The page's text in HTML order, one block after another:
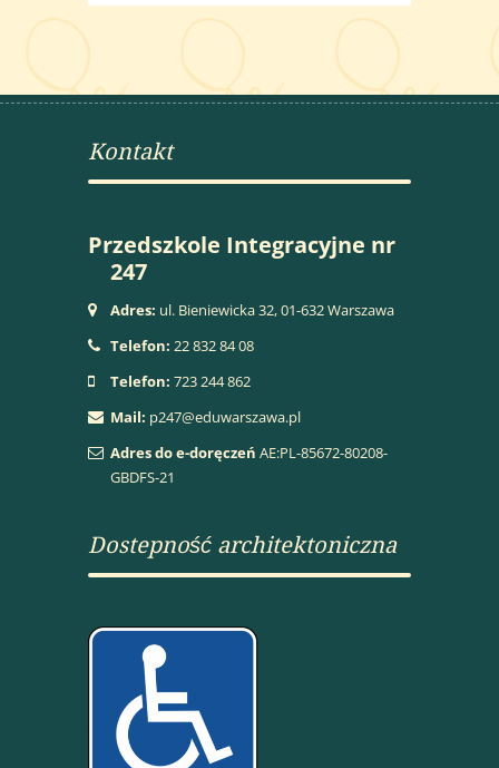
Kontakt
Przedszkole Integracyjne nr
247
Adres: ul. Bieniewicka 32, 01-632 Warszawa
Telefon: 22 832 84 08
Telefon: 723 244 862
Mail: p247@eduwarszawa.pl
Adres do e-doręczeń AE:PL-85672-80208-
GBDFS-21
Dostepność architektoniczna